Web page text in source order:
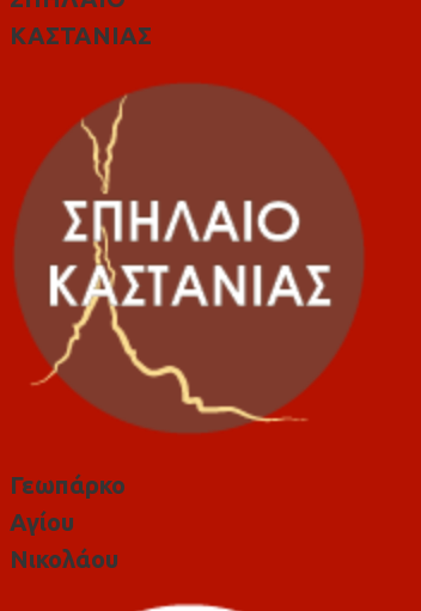
ΚΑΣΤΑΝΙΑΣ
Γεωπάρκο
Αγίου
Νικολάου